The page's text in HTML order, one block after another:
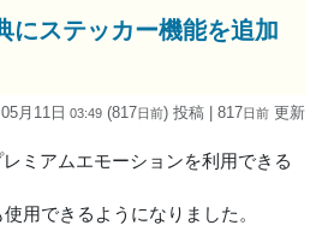
ステッカー機能を追加
月11日 03:49 (817日前) 投稿 | 817日前 更新
ミアムエモーションを利用できる
用できるようになりました。